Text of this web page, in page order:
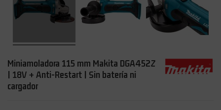
Miniamoladora 115 mm Makita DGA452Z
| 18V + Anti-Restart | Sin batería ni
cargador